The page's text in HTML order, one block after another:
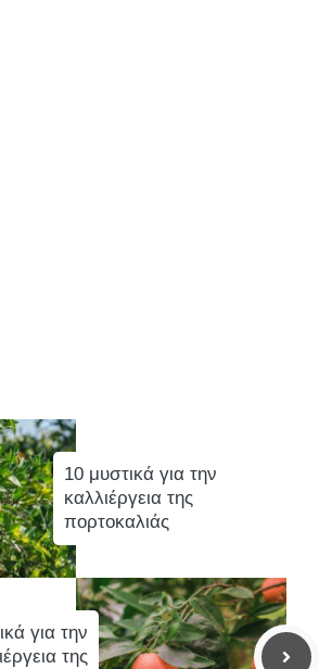
10 μυστικά για την
καλλιέργεια της
πορτοκαλιάς
για την
της